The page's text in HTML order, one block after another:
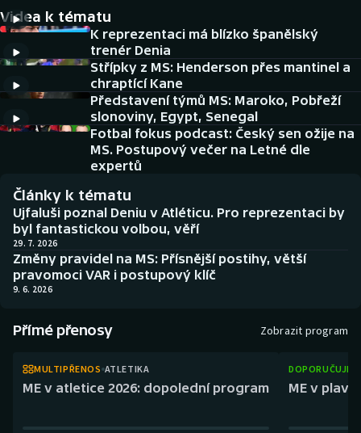
DALŠÍ SPORTY
Americký fotbal
Baseball a softbal
Basketbal
Biatlon
Boby a skeleton
Cyklistika
NEPŘEHLÉDNĚTE
Historické návraty
Aplikace ČT sport
AZ kvíz
Videa k tématu
K reprezentaci má blízko španělský
trenér Denia
Střípky z MS: Henderson přes mantinel a
chraptící Kane
Představení týmů MS: Maroko, Pobřeží
slonoviny, Egypt, Senegal
Fotbal fokus podcast: Český sen ožije na
MS. Postupový večer na Letné dle
expertů
Články k tématu
Ujfaluši poznal Deniu v Atléticu. Pro reprezentaci by
byl fantastickou volbou, věří
29. 7. 2026
Změny pravidel na MS: Přísnější postihy, větší
pravomoci VAR i postupový klíč
9. 6. 2026
Přímé přenosy Zobrazit program
MULTIPŘENOS ATLETIKA
ME v atletice 2026: dopolední program ME v